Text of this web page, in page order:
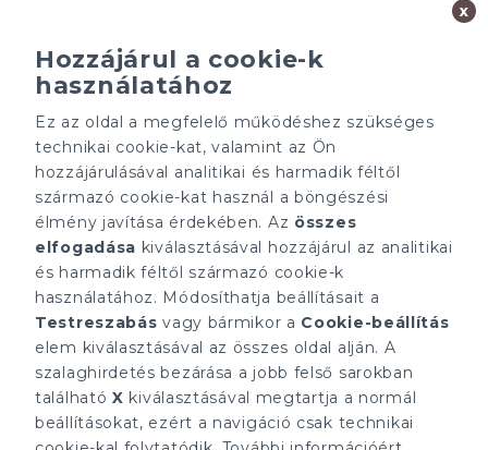
működik.
ÁRFOLYAM 06/08/2026
EUR 363.03 HUF
Gruppo T.F.M. Szolgáltató
Zrt.
Rólunk
A Tecnocasa csoport
Munkát keresel?
ELÉRHETŐSÉGEINK
tecnocasa.hu
Gruppo T.F.M. Szolgáltató
Zrt.
1068 Budapest, Király
utca 102
info@tecnocasa.hu
Hozzájárul a cookie-k
használatához
Ez az oldal a megfelelő működéshez szükséges
technikai cookie-kat, valamint az Ön
hozzájárulásával analitikai és harmadik féltől
származó cookie-kat használ a böngészési
élmény javítása érdekében. Az összes
elfogadása kiválasztásával hozzájárul az analitikai
és harmadik féltől származó cookie-k
használatához. Módosíthatja beállításait a
Testreszabás vagy bármikor a Cookie-beállítás
elem kiválasztásával az összes oldal alján. A
szalaghirdetés bezárása a jobb felső sarokban
található X kiválasztásával megtartja a normál
beállításokat, ezért a navigáció csak technikai
x